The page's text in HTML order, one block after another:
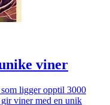
viner
ligger opptil 3000
viner med en unik